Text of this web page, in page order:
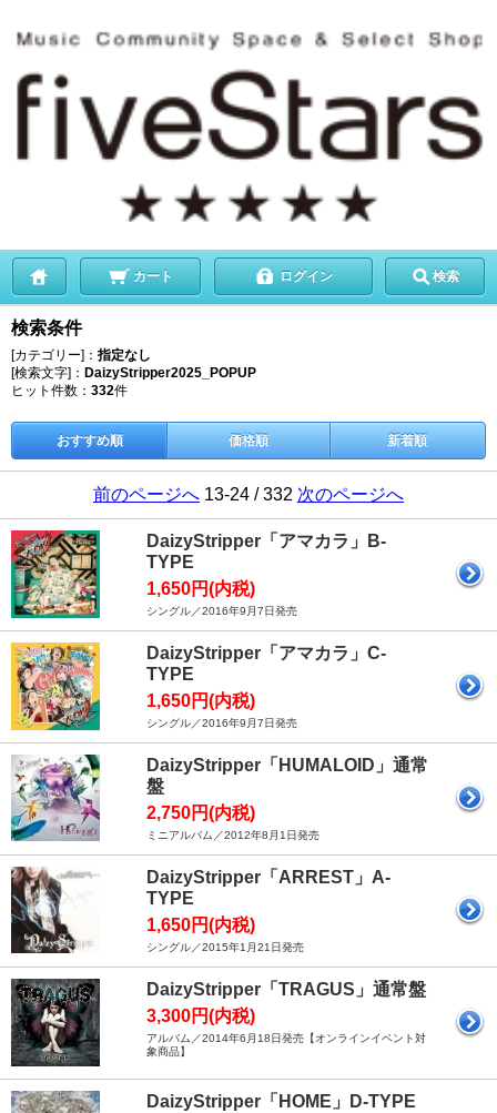
カート ログイン 検索
検索条件
[カテゴリー]： 指定なし
[検索文字]： DaizyStripper2025_POPUP
ヒット件数： 332件
おすすめ順 価格順 新着順
前のページへ 13-24 / 332 次のページへ
DaizyStripper「アマカラ」B-
TYPE
1,650円(内税)
シングル／2016年9月7日発売
DaizyStripper「アマカラ」C-
TYPE
1,650円(内税)
シングル／2016年9月7日発売
DaizyStripper「HUMALOID」通常
盤
2,750円(内税)
ミニアルバム／2012年8月1日発売
DaizyStripper「ARREST」A-
TYPE
1,650円(内税)
シングル／2015年1月21日発売
DaizyStripper「TRAGUS」通常盤
3,300円(内税)
アルバム／2014年6月18日発売【オンラインイベント対
象商品】
DaizyStripper「HOME」D-TYPE